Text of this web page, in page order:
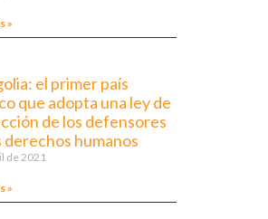
»
el primer país
que adopta una ley de
de los defensores
derechos humanos
de 2021
»